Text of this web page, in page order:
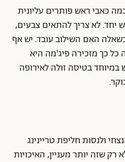
כאבי ראש פותרים עליונית
יחד. לא צריך להתאים צבעים,
האם השילוב עובד. יש אף
כך מזכירה פיג'מה היא
בטיסה זולה לאירופה
ולנסות חליפת טריינינג
שזה יותר מעניין, האיכויות